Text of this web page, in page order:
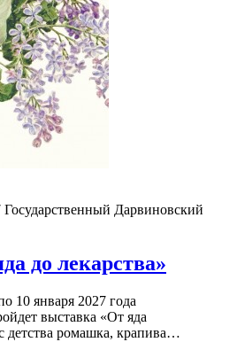
Государственный Дарвиновский
до лекарства»
10 января 2027 года
выставка «От яда
детства ромашка, крапива…